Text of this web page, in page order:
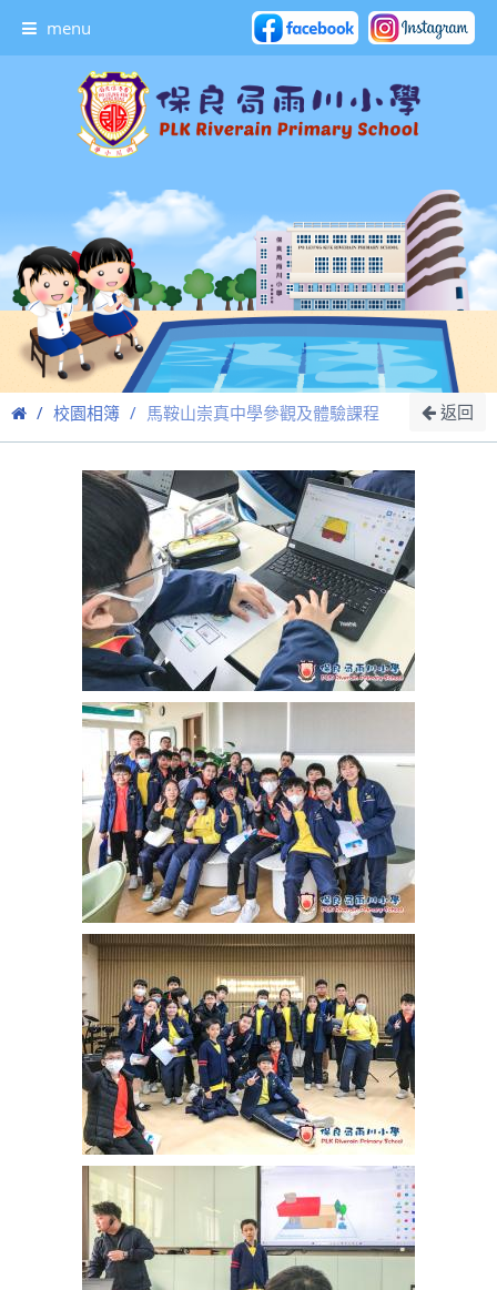
menu
校園相簿 馬鞍山崇真中學參觀及體驗課程 返回